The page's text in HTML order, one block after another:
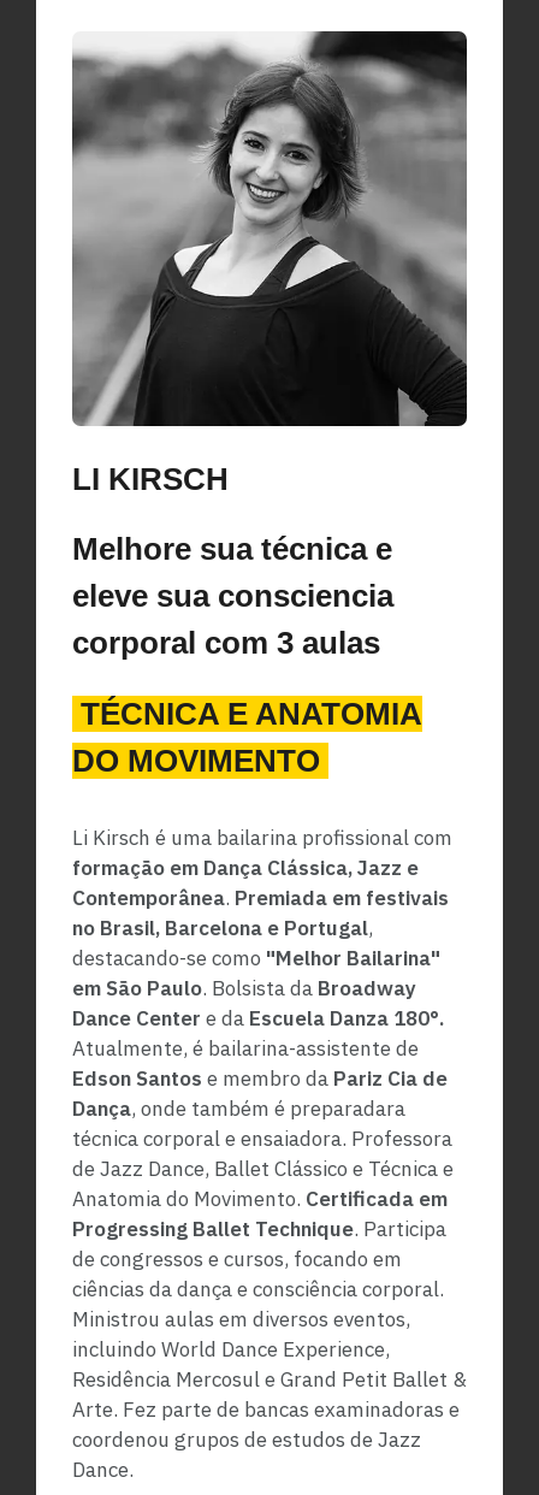
LI KIRSCH
Melhore sua técnica e
eleve sua consciencia
corporal com 3 aulas
TÉCNICA E ANATOMIA
DO MOVIMENTO
Li Kirsch é uma bailarina profissional com
formação em Dança Clássica, Jazz e
Contemporânea. Premiada em festivais
no Brasil, Barcelona e Portugal,
destacando-se como "Melhor Bailarina"
em São Paulo. Bolsista da Broadway
Dance Center e da Escuela Danza 180°.
Atualmente, é bailarina-assistente de
Edson Santos e membro da Pariz Cia de
Dança, onde também é preparadara
técnica corporal e ensaiadora. Professora
de Jazz Dance, Ballet Clássico e Técnica e
Anatomia do Movimento. Certificada em
Progressing Ballet Technique. Participa
de congressos e cursos, focando em
ciências da dança e consciência corporal.
Ministrou aulas em diversos eventos,
incluindo World Dance Experience,
Residência Mercosul e Grand Petit Ballet &
Arte. Fez parte de bancas examinadoras e
coordenou grupos de estudos de Jazz
Dance.